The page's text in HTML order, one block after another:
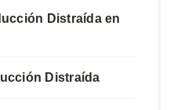
Distraída en
Distraída